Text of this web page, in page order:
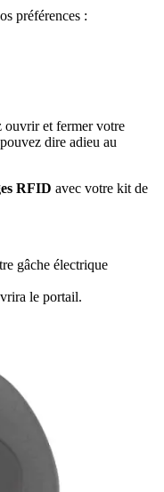
préférences :
ouvrir et fermer votre
dire adieu au
RFID avec votre kit de
gâche électrique
le portail.